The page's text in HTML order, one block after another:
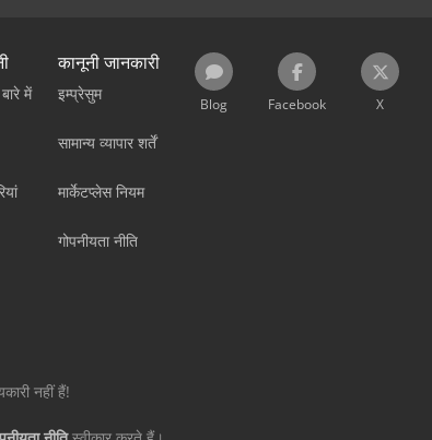
में
कानूनी जानकारी
इम्प्रेसुम
सामान्य व्यापार शर्तें
मार्केटप्लेस नियम
गोपनीयता नीति
Blog Facebook X
नहीं हैं!